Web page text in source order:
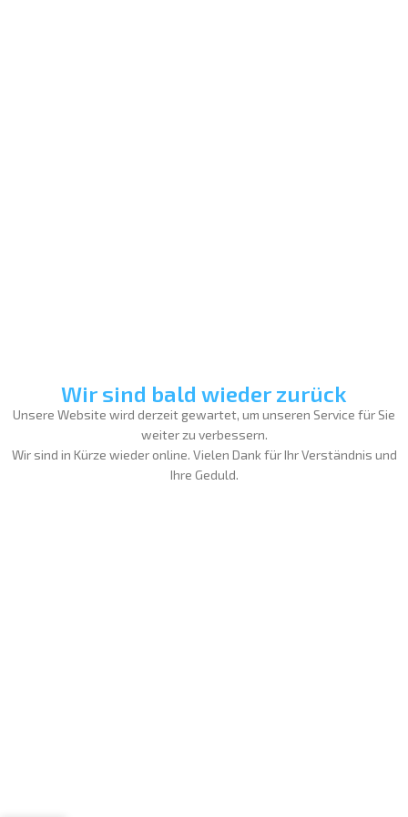
Wir sind bald wieder zurück
Unsere Website wird derzeit gewartet, um unseren Service für Sie
weiter zu verbessern.
Wir sind in Kürze wieder online. Vielen Dank für Ihr Verständnis und
Ihre Geduld.